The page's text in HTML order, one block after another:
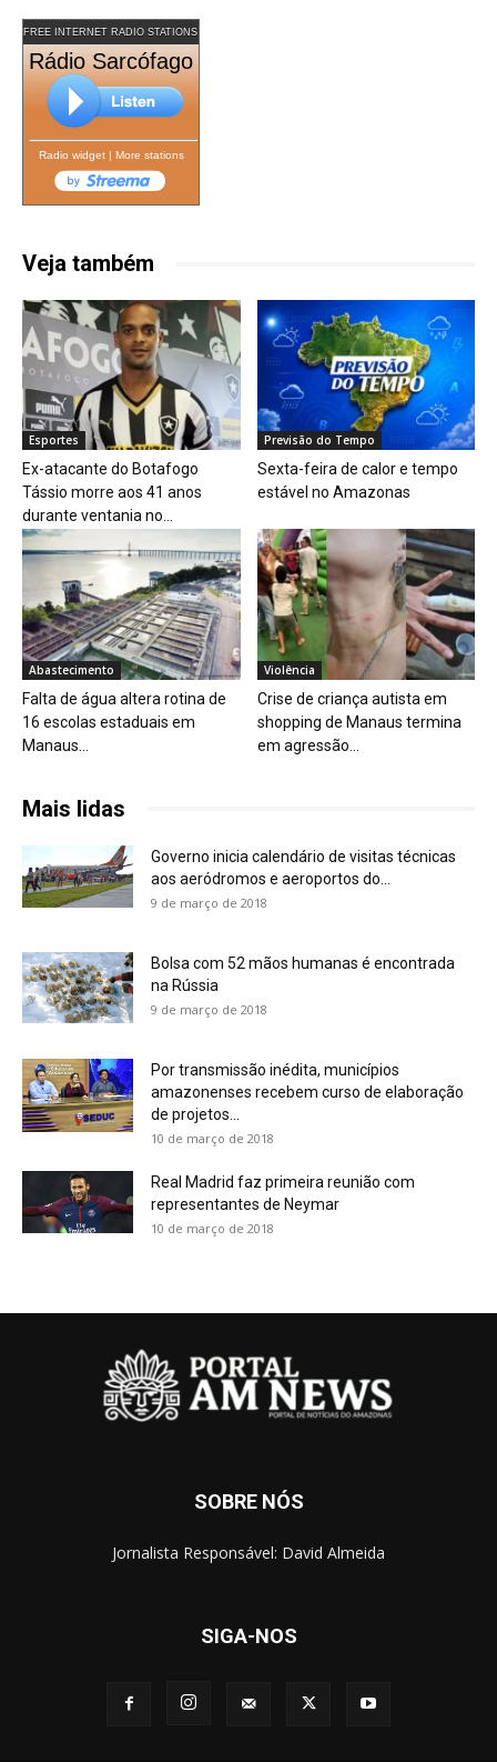
FREE INTERNET RADIO STATIONS
Rádio Sarcófago
Radio widget| More stations
Veja também
Esportes
Ex-atacante do Botafogo
Tássio morre aos 41 anos
durante ventania no...
Previsão do Tempo
Sexta-feira de calor e tempo
estável no Amazonas
Abastecimento
Falta de água altera rotina de
16 escolas estaduais em
Manaus...
Violência
Crise de criança autista em
shopping de Manaus termina
em agressão...
Mais lidas
Governo inicia calendário de visitas técnicas
aos aeródromos e aeroportos do...
9 de março de 2018
Bolsa com 52 mãos humanas é encontrada
na Rússia
9 de março de 2018
Por transmissão inédita, municípios
amazonenses recebem curso de elaboração
de projetos...
10 de março de 2018
Real Madrid faz primeira reunião com
representantes de Neymar
10 de março de 2018
SOBRE NÓS
Jornalista Responsável: David Almeida
SIGA-NOS